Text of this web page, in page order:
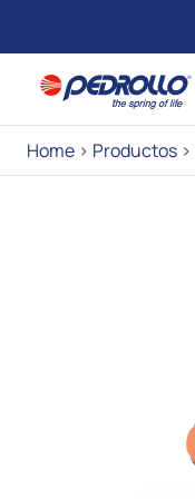
Home > Productos >